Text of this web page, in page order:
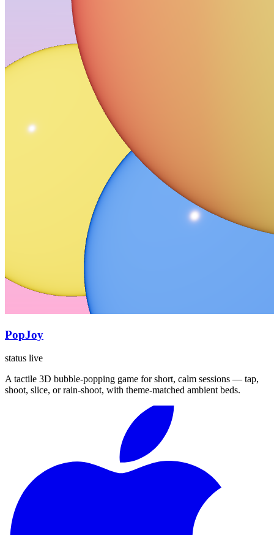
PopJoy
status live
A tactile 3D bubble-popping game for short, calm sessions — tap,
shoot, slice, or rain-shoot, with theme-matched ambient beds.